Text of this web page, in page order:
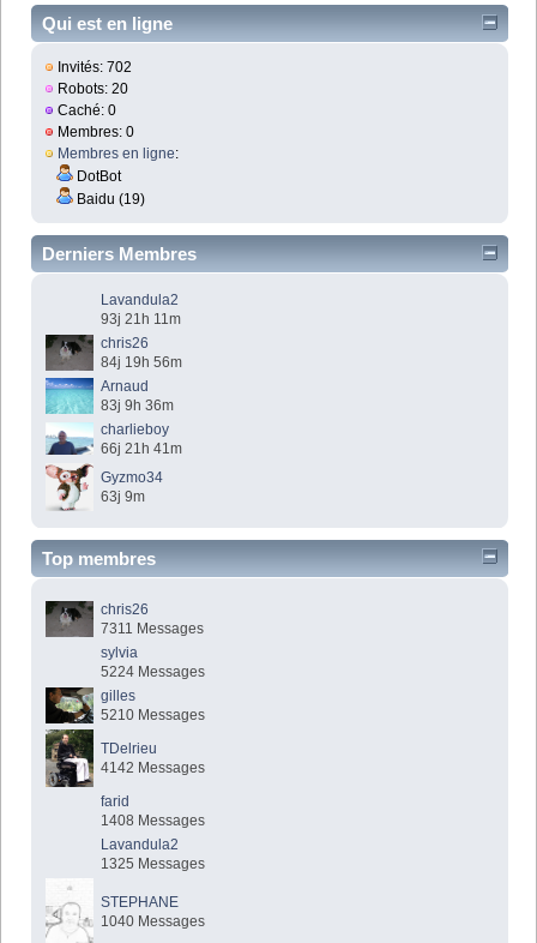
Qui est en ligne
Invités: 702
Robots: 20
Caché: 0
Membres: 0
Membres en ligne:
DotBot
Baidu (19)
Derniers Membres
Lavandula2
93j 21h 11m
chris26
84j 19h 56m
Arnaud
83j 9h 36m
charlieboy
66j 21h 41m
Gyzmo34
63j 9m
Top membres
chris26
7311 Messages
sylvia
5224 Messages
gilles
5210 Messages
TDelrieu
4142 Messages
farid
1408 Messages
Lavandula2
1325 Messages
STEPHANE
1040 Messages